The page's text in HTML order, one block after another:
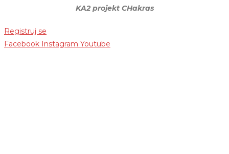
KA2 projekt CHakras
Registruj se
Facebook Instagram Youtube